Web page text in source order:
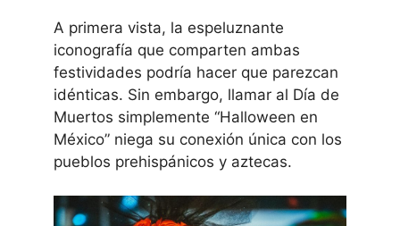
A primera vista, la espeluznante
iconografía que comparten ambas
festividades podría hacer que parezcan
idénticas. Sin embargo, llamar al Día de
Muertos simplemente “Halloween en
México” niega su conexión única con los
pueblos prehispánicos y aztecas.